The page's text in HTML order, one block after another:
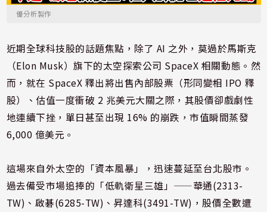
優分析製作
近期全球科技股的話題焦點，除了 AI 之外，莫過於馬斯克
（Elon Musk）旗下的太空探索公司 SpaceX 相關動態。然
而，就在 SpaceX 釋出將出售內部股票（形同變相 IPO 釋
股）、估值一度衝破 2 兆美元大關之際，其股價卻戲劇性
地連續下挫，單日甚至出現 16% 的崩跌，市值瞬間蒸發
6,000 億美元。
這場來自外太空的「資本風暴」，迅速蔓延至台北股市。
過去備受市場追捧的「低軌衛星三雄」——華通(2313-
TW)、啟碁(6285-TW)、昇達科(3491-TW)，股價全數遭